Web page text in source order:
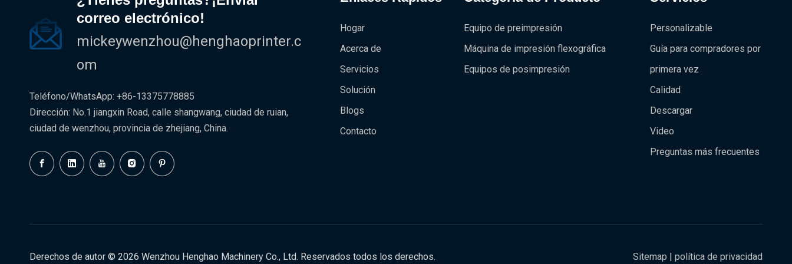
correo electrónico!
mickeywenzhou@henghaoprinter.c
om
Teléfono/WhatsApp: +86-13375778885
Dirección: No.1 jiangxin Road, calle shangwang, ciudad de ruian,
ciudad de wenzhou, provincia de zhejiang, China.
Hogar
Acerca de
Servicios
Solución
Blogs
Contacto
Equipo de preimpresión
Máquina de impresión flexográfica
Equipos de posimpresión
Personalizable
Guía para compradores por
primera vez
Calidad
Descargar
Video
Preguntas más frecuentes
Derechos de autor © 2026 Wenzhou Henghao Machinery Co., Ltd. Reservados todos los derechos. Sitemap | política de privacidad